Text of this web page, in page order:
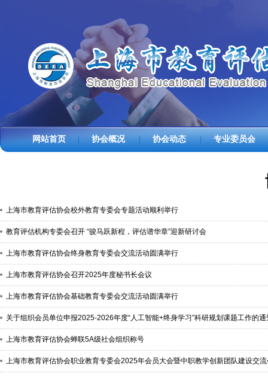
网站首页 协会概况 | 协会动态 | 专业委员会
上海市教育评估协会校外教育专委会专题活动顺利举行
教育评估机构专委会召开 “骏马跃新程，评估谱华章”迎新研讨会
上海市教育评估协会终身教育专委会交流活动圆满举行
上海市教育评估协会召开2025年度秘书长会议
上海市教育评估协会基础教育专委会交流活动圆满举行
关于组织会员单位申报2025-2026年度“人工智能+终身学习”科研规划课题工作的通
上海市教育评估协会蝉联5A级社会组织称号
上海市教育评估协会职业教育专委会2025年会员大会暨中职教学创新团队建设交